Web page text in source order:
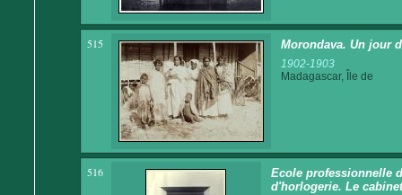
515 Morondava. Un jour
1902-1903
Madagascar, Île de
516
Ecole professionnelle
d'horlogerie. Le